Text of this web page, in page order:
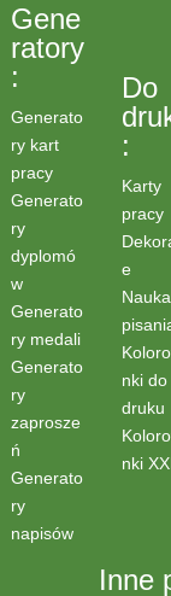
Gene
ratory
:
Generato
ry kart
pracy
Generato
ry
dyplomó
w
Generato
ry medali
Generato
ry
zaprosze
ń
Generato
ry
napisów
Do
:
Karty
pracy
e
Nauka
nki do
druku
nki
Inne